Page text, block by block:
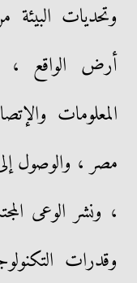
وتحديات
أرض الواقع ،
المعلومات
مصر ، والوصول
، ونشر الوعى
وقدرات